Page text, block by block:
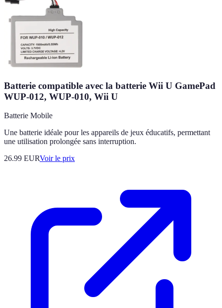
Batterie compatible avec la batterie Wii U GamePad
WUP-012, WUP-010, Wii U
Batterie Mobile
Une batterie idéale pour les appareils de jeux éducatifs, permettant
une utilisation prolongée sans interruption.
26.99 EURVoir le prix